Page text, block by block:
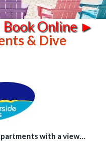
Book Online ►
& Dive
with a view…